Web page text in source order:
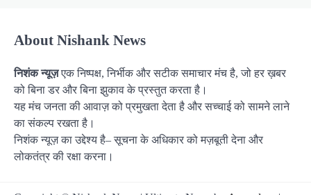
About Nishank News
निशंक न्यूज़एक निष्पक्ष, निर्भीक और सटीक समाचार मंच है, जो हर ख़बर
को बिना डर और बिना झुकाव के प्रस्तुत करता है।
यह मंच जनता की आवाज़ को प्रमुखता देता है और सच्चाई को सामने लाने
का संकल्प रखता है।
निशंक न्यूज़ का उद्देश्य है– सूचना के अधिकार को मज़बूती देना और
लोकतंत्र की रक्षा करना।